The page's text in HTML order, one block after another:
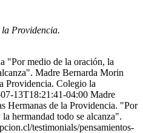
Providencia.
"Por medio de la oración, la
Madre Bernarda Morin
Providencia. Colegio la
13T18:21:41-04:00 Madre
Hermanas de la Providencia. "Por
hermandad todo se alcanza".
testimonials/pensamientos-